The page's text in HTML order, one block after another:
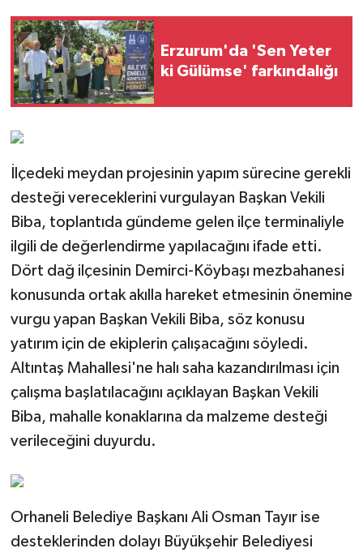
Erzurum'da 'Sen Yeter
ki Gülümse' farkındalığı
İlçedeki meydan projesinin yapım sürecine gerekli
desteği vereceklerini vurgulayan Başkan Vekili
Biba, toplantıda gündeme gelen ilçe terminaliyle
ilgili de değerlendirme yapılacağını ifade etti.
Dört dağ ilçesinin Demirci-Köybaşı mezbahanesi
konusunda ortak akılla hareket etmesinin önemine
vurgu yapan Başkan Vekili Biba, söz konusu
yatırım için de ekiplerin çalışacağını söyledi.
Altıntaş Mahallesi'ne halı saha kazandırılması için
çalışma başlatılacağını açıklayan Başkan Vekili
Biba, mahalle konaklarına da malzeme desteği
verileceğini duyurdu.
Orhaneli Belediye Başkanı Ali Osman Tayır ise
desteklerinden dolayı Büyükşehir Belediyesi